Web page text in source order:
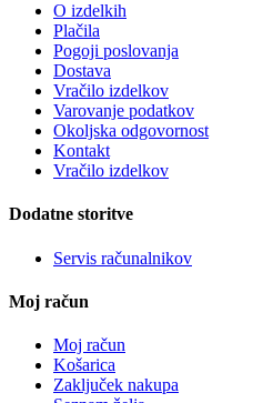
O izdelkih
Plačila
Pogoji poslovanja
Dostava
Vračilo izdelkov
Varovanje podatkov
Okoljska odgovornost
Kontakt
Vračilo izdelkov
Dodatne storitve
Servis računalnikov
Moj račun
Moj račun
Košarica
Zaključek nakupa